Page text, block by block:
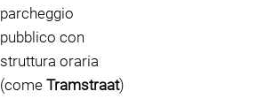
parcheggio
pubblico con
struttura oraria
(come Tramstraat)